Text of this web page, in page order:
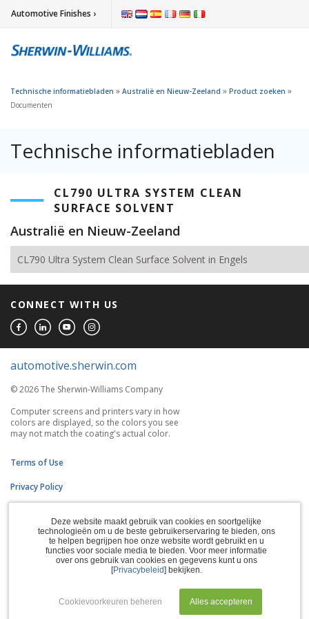
Automotive Finishes ›
Technische informatiebladen » Australië en Nieuw-Zeeland » Product zoeken »
Documenten
Technische informatiebladen
CL790 ULTRA SYSTEM CLEAN
SURFACE SOLVENT
Australië en Nieuw-Zeeland
CL790 Ultra System Clean Surface Solvent in Engels
CONNECT WITH US
automotive.sherwin.com
© 2026 The Sherwin-Williams Company
Computer screens and printers vary in how
colors are displayed, so the colors you see
may not match the coating's actual color.
Terms of Use
Privacy Policy
CA Supply Chains Act
Do Not Sell My Information
Manage Cookies
Deze website maakt gebruik van cookies en soortgelijke
technologieën om u de beste gebruikerservaring te bieden, ons
te helpen begrijpen hoe onze website wordt gebruikt en u
functies voor sociale media te bieden. Voor meer informatie
over ons gebruik van cookies en gegevens kunt u ons
[Privacybeleid] bekijken.
Cookievoorkeuren beheren Alles accepteren